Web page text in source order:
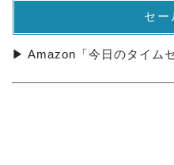
セー
▶ Amazon「今日のタイムセ